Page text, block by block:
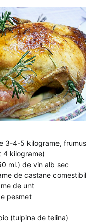
3-4-5 kilograme,
4 kilograme)
ml.) de vin alb sec
de castane
de unt
pesmet
(tulpina de telina)